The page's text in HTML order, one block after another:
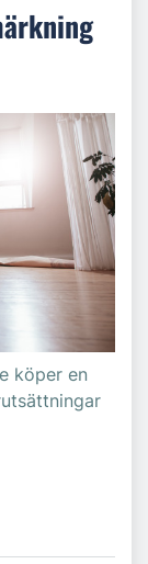
köper en